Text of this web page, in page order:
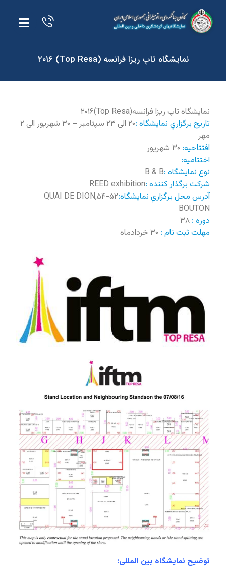
نمایشگاه تاپ ریزا فرانسه (Top Resa) ۲۰۱۶
نمایشگاه تاپ ریزا فرانسه(Top Resa)۲۰۱۶
تاريخ برگزاري نمايشگاه :
۲۰ الی ۲۳ سپتامبر – ۳۰ شهریور الی ۲
مهر
افتتاحيه:
اختتاميه:
نوع نمايشگاه :B & B
شرکت برگذار کننده :REED exhibition
آدرس محل برگزاري نمايشگاه:
۵۲-۵۴,QUAI DE DION
BOUTON
دوره : ۳۸
مهلت ثبت نام :
توضیح نمایشگاه بین المللی: